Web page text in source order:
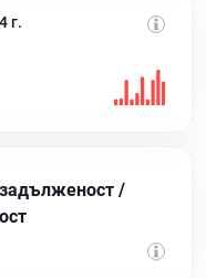
г.
/